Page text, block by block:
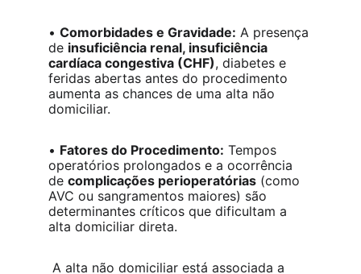
• Comorbidades e Gravidade: A presença
de insuficiência renal, insuficiência
cardíaca congestiva (CHF), diabetes e
feridas abertas antes do procedimento
aumenta as chances de uma alta não
domiciliar.
• Fatores do Procedimento: Tempos
operatórios prolongados e a ocorrência
de complicações perioperatórias (como
AVC ou sangramentos maiores) são
determinantes críticos que dificultam a
alta domiciliar direta.